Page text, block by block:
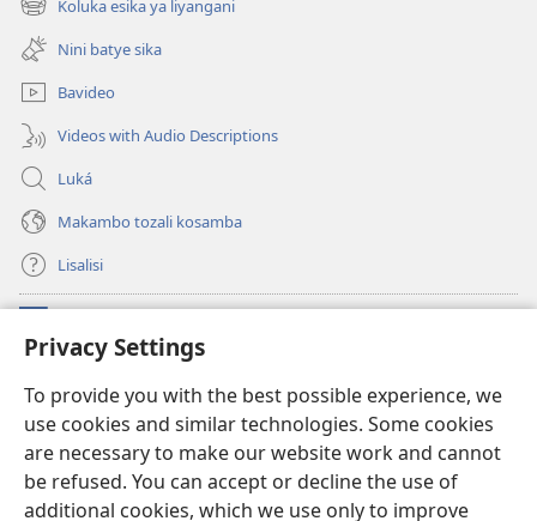
Privacy Settings
To provide you with the best possible experience, we
use cookies and similar technologies. Some cookies
are necessary to make our website work and cannot
be refused. You can accept or decline the use of
additional cookies, which we use only to improve
mosusu)
Koluka esika ya liyangani
(fungolá
fenɛtrɛ
mosusu)
Nini batye sika
Bavideo
Videos with Audio Descriptions
Luká
Makambo tozali kosamba
Lisalisi
(fungolá
fenɛtrɛ
Watchtower Mikanda oyo ezali na Internet
(fungolá
fenɛtrɛ
mosusu)JW Hub
(fungolá
fenɛtrɛ
mosusu)Programɛ JW Library ®